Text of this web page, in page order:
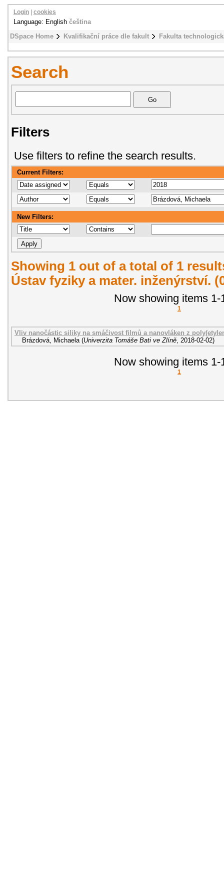
DSpace Home Kvalifikační práce dle fakult Fakulta
Login cookies
Language: English čeština
Search
Filters
Use filters to refine the search results.
Current Filters:
New Filters:
Showing 1 out of a total of 1
Ústav fyziky a mater. inženýrství.
Now showing items 1-
1
Vliv nanočástic siliky na smáčivost filmů a nanovláken z
Brázdová, Michaela (Univerzita Tomáše Bati ve Zlíně 2018-02-02)
Now showing items 1-
1